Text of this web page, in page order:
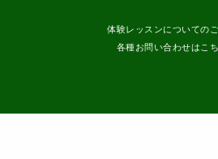
体験レッスンについての
各種お問い合わせはこ